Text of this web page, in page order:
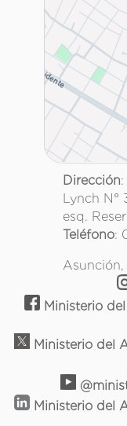
Dirección
Lynch N°
esq.
Teléfono:
Asunción,
Ministerio del
Ministerio del
Ministerio del